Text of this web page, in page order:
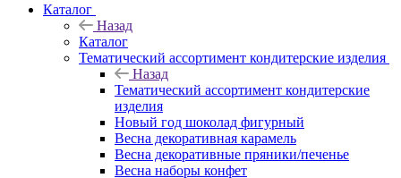
Каталог
Назад
Каталог
Тематический ассортимент кондитерские изделия
Назад
Тематический ассортимент кондитерские
изделия
Новый год шоколад фигурный
Весна декоративная карамель
Весна декоративные пряники/печенье
Весна наборы конфет